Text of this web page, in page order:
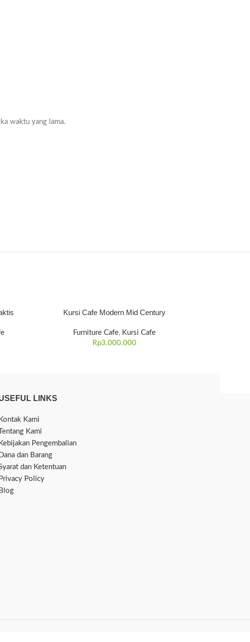
waktu yang lama.
Kursi Cafe Modern Mid Century
Furniture Cafe, Kursi Cafe
Rp3.000.000
LINKS
Kontak Kami
Tentang Kami
Kebijakan Pengembalian
Dana dan Barang
dan Ketentuan
Privacy Policy
Blog